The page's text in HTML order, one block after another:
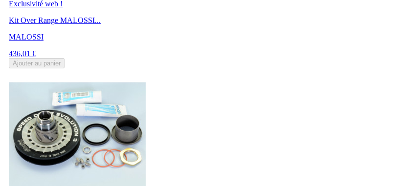
Exclusivité web !
Kit Over Range MALOSSI...
MALOSSI
Prix
436,01 €
Ajouter au panier